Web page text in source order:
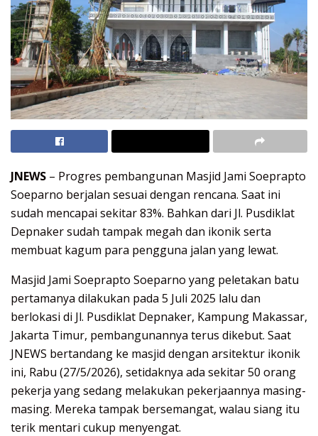
JNEWS – Progres pembangunan Masjid Jami Soeprapto
Soeparno berjalan sesuai dengan rencana. Saat ini
sudah mencapai sekitar 83%. Bahkan dari Jl. Pusdiklat
Depnaker sudah tampak megah dan ikonik serta
membuat kagum para pengguna jalan yang lewat.
Masjid Jami Soeprapto Soeparno yang peletakan batu
pertamanya dilakukan pada 5 Juli 2025 lalu dan
berlokasi di Jl. Pusdiklat Depnaker, Kampung Makassar,
Jakarta Timur, pembangunannya terus dikebut. Saat
JNEWS bertandang ke masjid dengan arsitektur ikonik
ini, Rabu (27/5/2026), setidaknya ada sekitar 50 orang
pekerja yang sedang melakukan pekerjaannya masing-
masing. Mereka tampak bersemangat, walau siang itu
terik mentari cukup menyengat.